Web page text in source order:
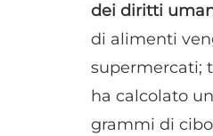
dei diritti
di alimenti
supermercati;
ha calcolato
grammi di